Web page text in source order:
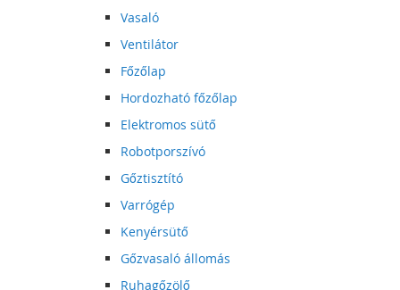
Vasaló
Ventilátor
Főzőlap
Hordozható főzőlap
Elektromos sütő
Robotporszívó
Gőztisztító
Varrógép
Kenyérsütő
Gőzvasaló állomás
Ruhagőzölő